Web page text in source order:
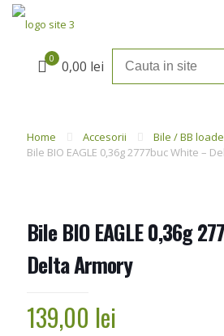
0 0,00 lei
Home Accesorii
Bile / BB
Bile BIO EAGLE 0,36g 2777buc White –
Bile BIO EAGLE 0,36g
Delta Armory
139,00 lei